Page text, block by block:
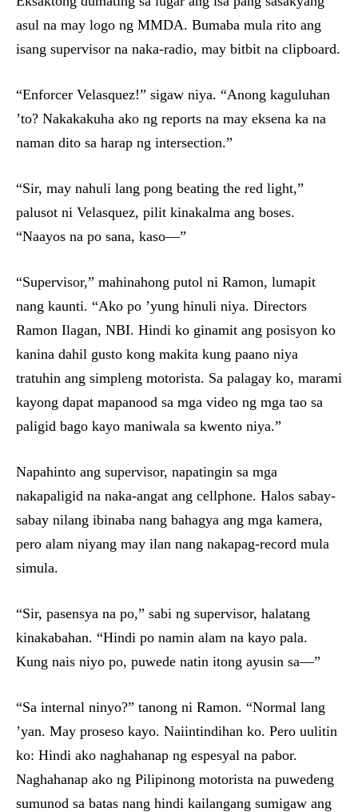
asul na may logo ng MMDA. Bumaba mula rito ang
isang supervisor na naka-radio, may bitbit na clipboard.
“Enforcer Velasquez!” sigaw niya. “Anong kaguluhan
’to? Nakakakuha ako ng reports na may eksena ka na
naman dito sa harap ng intersection.”
“Sir, may nahuli lang pong beating the red light,”
palusot ni Velasquez, pilit kinakalma ang boses.
“Naayos na po sana, kaso—”
“Supervisor,” mahinahong putol ni Ramon, lumapit
nang kaunti. “Ako po ’yung hinuli niya. Directors
Ramon Ilagan, NBI. Hindi ko ginamit ang posisyon ko
kanina dahil gusto kong makita kung paano niya
tratuhin ang simpleng motorista. Sa palagay ko, marami
kayong dapat mapanood sa mga video ng mga tao sa
paligid bago kayo maniwala sa kwento niya.”
Napahinto ang supervisor, napatingin sa mga
nakapaligid na naka-angat ang cellphone. Halos sabay-
sabay nilang ibinaba nang bahagya ang mga kamera,
pero alam niyang may ilan nang nakapag-record mula
simula.
“Sir, pasensya na po,” sabi ng supervisor, halatang
kinakabahan. “Hindi po namin alam na kayo pala.
Kung nais niyo po, puwede natin itong ayusin sa—”
“Sa internal ninyo?” tanong ni Ramon. “Normal lang
’yan. May proseso kayo. Naiintindihan ko. Pero uulitin
ko: Hindi ako naghahanap ng espesyal na pabor.
Naghahanap ako ng Pilipinong motorista na puwedeng
sumunod sa batas nang hindi kailangang sumigaw ang